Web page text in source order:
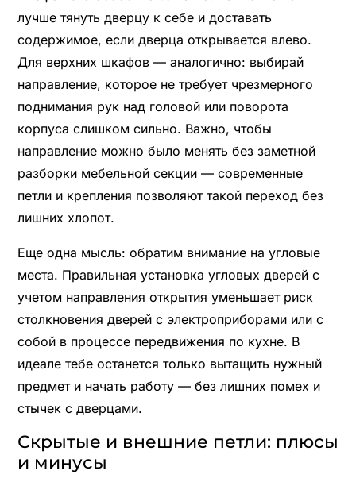
лучше тянуть дверцу к себе и доставать
содержимое, если дверца открывается влево.
Для верхних шкафов — аналогично: выбирай
направление, которое не требует чрезмерного
поднимания рук над головой или поворота
корпуса слишком сильно. Важно, чтобы
направление можно было менять без заметной
разборки мебельной секции — современные
петли и крепления позволяют такой переход без
лишних хлопот.
Еще одна мысль: обратим внимание на угловые
места. Правильная установка угловых дверей с
учетом направления открытия уменьшает риск
столкновения дверей с электроприборами или с
собой в процессе передвижения по кухне. В
идеале тебе останется только вытащить нужный
предмет и начать работу — без лишних помех и
стычек с дверцами.
Скрытые и внешние петли: плюсы
и минусы